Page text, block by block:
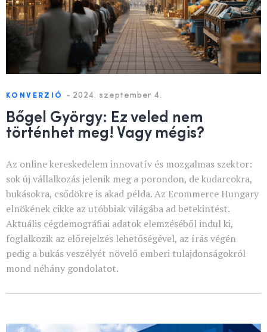
KONVERZIÓ - 2024. szeptember 4.
Bőgel György: Ez veled nem
történhet meg! Vagy mégis?
Az online kereskedelem innovatív és mozgalmas szektor:
sok új vállalkozás jelenik meg a porondon, de kudarcokra,
bukásokra, csődökre is akad példa. Az Ecommerce Hungary
elnökének cikke az utóbbiak világába ad betekintést.
Aktuális cégdemográfiai adatok elemzéséből indul ki,
foglalkozik az előrejelzés lehetőségével, az írás végén
pedig a bukás veszélyét növelő emberi tulajdonságokról
mond néhány gondolatot.